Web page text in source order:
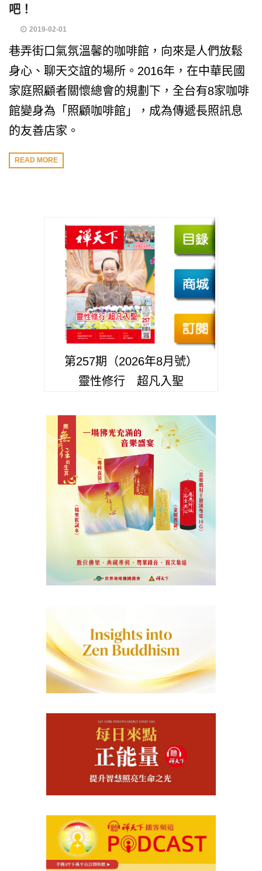
吧！
2019-02-01
巷弄街口氣氛溫馨的咖啡館，向來是人們放鬆
身心、聊天交誼的場所。2016年，在中華民國
家庭照顧者關懷總會的規劃下，全台有8家咖啡
館變身為「照顧咖啡館」，成為傳遞長照訊息
的友善店家。
READ MORE
第257期（2026年8月號）
靈性修行 超凡入聖